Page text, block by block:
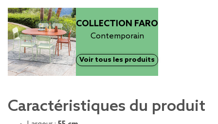
COLLECTION FARO
Contemporain
Voir tous les produits
Caractéristiques du produit